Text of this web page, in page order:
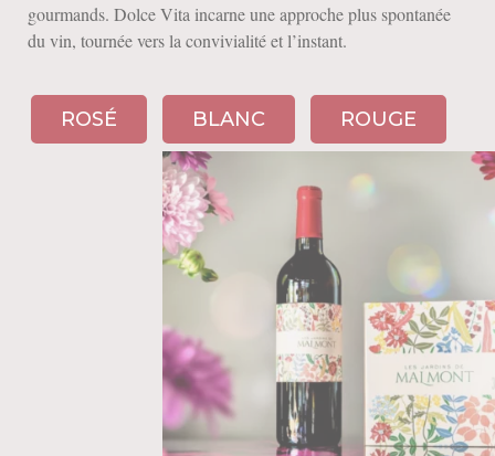
gourmands. Dolce Vita incarne une approche plus spontanée
du vin, tournée vers la convivialité et l’instant.
ROSÉ BLANC ROUGE